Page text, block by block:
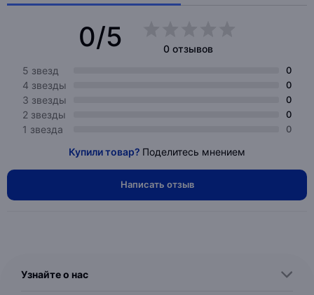
0/5
0 отзывов
5 звезд
0
4 звезды 0
3 звезды 0
2 звезды 0
1 звезда 0
Купили товар? Поделитесь мнением
Написать отзыв
Узнайте о нас